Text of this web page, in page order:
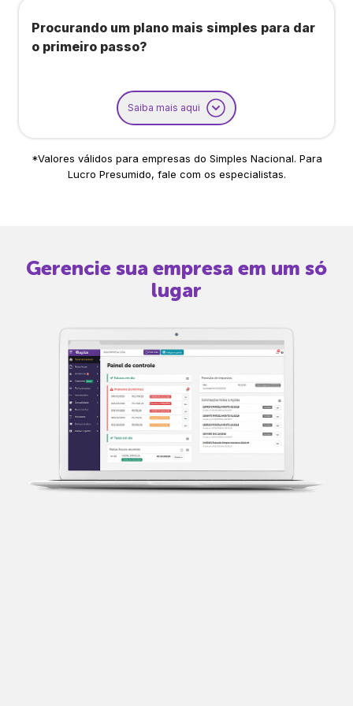
Procurando um plano mais simples para dar
o primeiro passo?
Saiba mais aqui
*Valores válidos para empresas do Simples Nacional. Para
Lucro Presumido, fale com os especialistas.
Gerencie sua empresa em um só
lugar